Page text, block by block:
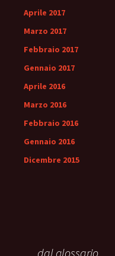
Aprile 2017
Marzo 2017
Febbraio 2017
Gennaio 2017
Aprile 2016
Marzo 2016
Febbraio 2016
Gennaio 2016
Dicembre 2015
… dal glossario